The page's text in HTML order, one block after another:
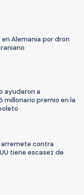
Alemania por dron
ayudaron a
millonario premio en la
arremete contra
tiene escasez de